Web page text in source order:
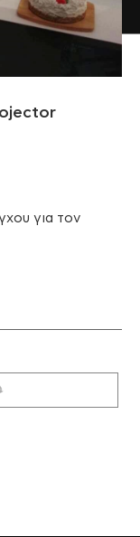
για τον